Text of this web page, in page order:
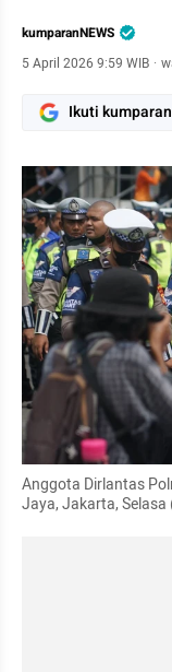
kumparanNEWS
5 April 2026 9:59 WIB ·
Ikuti
Anggota Dirlantas
Jaya, Jakarta,